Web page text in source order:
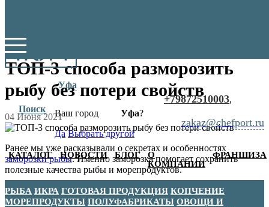
Поиск
Уфа
Ваш город Уфа?
Да Выбрать другой
+79872510003,
zakaz@chefport.ru
КАТАЛОГ НОВОСТИ БЛОГ
О
КОМПАНИИ
ФРАНШИЗА
РЫБА ИКРА ГОТОВАЯ ПРОДУКЦИЯ КОПЧЕНИЕ
МОРЕПРОДУКТЫ ПОЛУФАБРИКАТЫ ОВОЩИ И
ТОП-3 способа разморозить
рыбу без потери свойств
04 Июня 2021
Ранее мы уже расказывали о секретах и особенностях
заморозки рыбы. Именно заморозка помогает сохранить
полезные качества рыбы и морепродуктов.
Чтобы после оттаивания рыба не расстроила вас внешним
видом, обратите внимание на нюансы.